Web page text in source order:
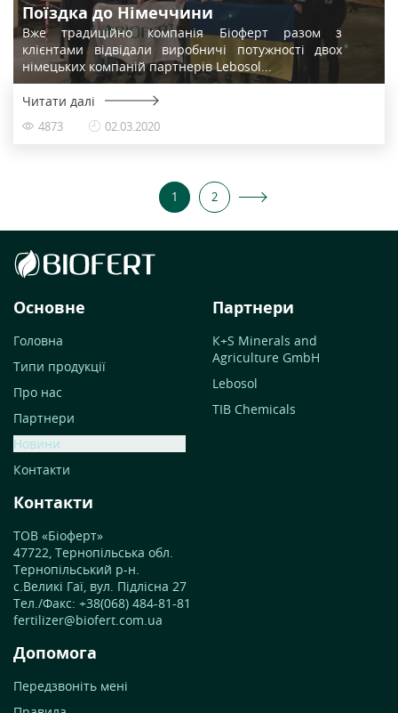
Поїздка до Німеччини
Вже традиційно компанія Біоферт разом з
клієнтами відвідали виробничі потужності двох
німецьких компаній партнерів Lebosol...
Читати далі
4873 02.03.2020
1 2
Основне
Головна
Типи продукції
Про нас
Партнери
Новини
Контакти
Партнери
К+S Minerals and
Agriculture GmbH
Lebosol
TIB Chemicals
Контакти
ТОВ «Біоферт»
47722, Тернопільська обл.
Тернопільський р-н.
с.Великі Гаї, вул. Підлісна 27
Тел./Факс: +38(068) 484-81-81
fertilizer@biofert.com.ua
Допомога
Передзвоніть мені